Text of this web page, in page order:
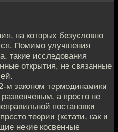
на которых безусловно
Помимо улучшения
такие исследования
открытия, не связанные
м законом термодинамики
а просто не
постановки
теории (кстати, как и
некие косвенные